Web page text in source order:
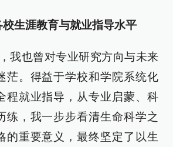
生涯教育与就业指导水平
我也曾对专业研究方向与未来
茫。得益于学校和学院系统化
程就业指导，从专业启蒙、科
练，我一步步看清生命科学之
的重要意义，最终坚定了以生